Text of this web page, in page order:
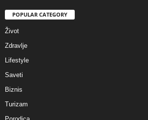
POPULAR CATEGORY
Život
Zdravlje
Lifestyle
Saveti
Biznis
Turizam